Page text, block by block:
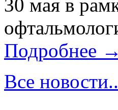
30 мая в
Подробнее →
Все